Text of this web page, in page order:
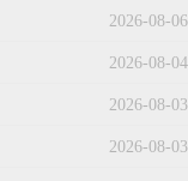
2026-08-06
2026-08-04
2026-08-03
2026-08-03